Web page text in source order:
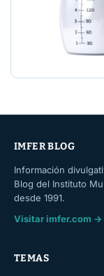
IMFER BLOG
Información
Blog del Instituto
desde 1991.
Visitar imfer.com →
TEMAS